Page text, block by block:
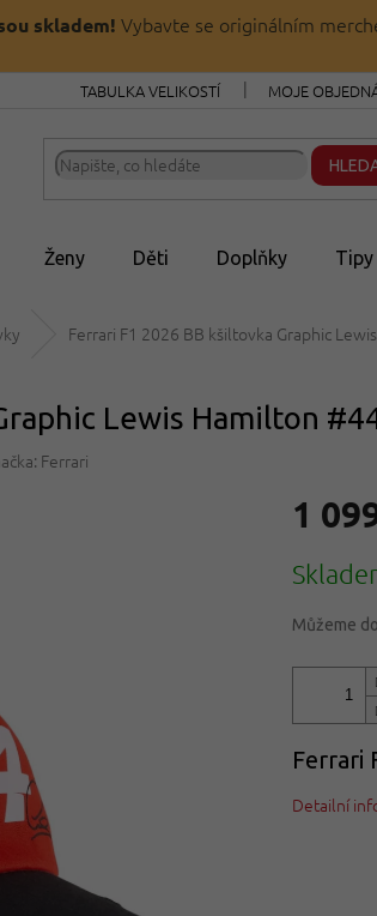
skladem! Vybavte se originálním
TABULKA VELIKOSTÍ MOJE
Ženy Děti Doplňky
Ferrari F1 2026 BB kšiltovka Graphic
Lewis Hamilton
Ferrari
1
cena:
Můžeme
Ferrari
Detailní